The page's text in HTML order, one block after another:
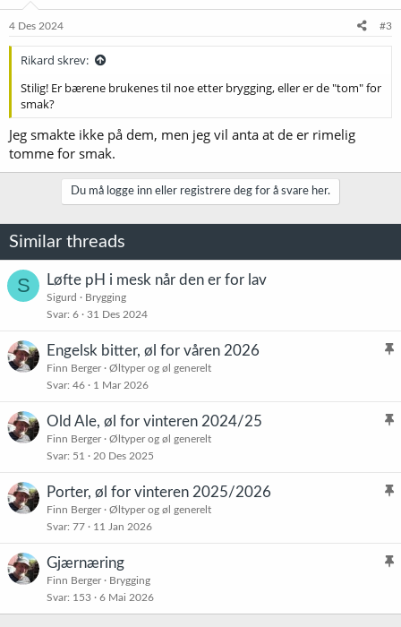
Jeg brukte en 32 l. kjele og tilsatte mer vann etter første avtapping.
endel før avtappingen fortsatte. Tipper det var total 27 liter i kjelen
før første avtapping. Jeg tappet av til gjæringsfat, som jeg tilslutt
helte tilbake til “storkjelen” der hele volumet ble varmet opp til 95
grader. På dette tidspunktet tilsatte jeg sukker. Rør mens sukkeret
Helles kokende varmt på to desinfiserte fat. Står under trykk ved
Kjøles ned til 0-0,5 grader før overføring til bokser og flasker med
Vis vedlegget 70404
4 Des 2024 #3
Rikard skrev:
Stilig! Er bærene brukenes til noe etter brygging, eller er de "tom" for
smak?
Jeg smakte ikke på dem, men jeg vil anta at de er rimelig
tomme for smak.
Du må logge inn eller registrere deg for å svare her.
Similar threads
S Løfte pH i mesk når den er for lav
Sigurd
Brygging
Svar 6 31 Des 2024
K
t
Engelsk bitter, øl for våren 2026
Finn Berger
Øltyper og øl generelt
Svar 46 1 Mar 2026
K
t
Old Ale, øl for vinteren 2024/25
Finn Berger
Øltyper og øl generelt
Svar 51 20 Des 2025
K
t
Porter, øl for vinteren 2025/2026
Finn Berger
Øltyper og øl generelt
Svar 77 11 Jan 2026
K
s
Gjærnæring
Finn Berger
Brygging
Svar 153 6 Mai 2026